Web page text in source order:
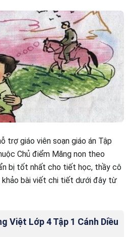
trợ giáo viên soạn giáo án Tập
Chủ điểm Măng non theo
bị tốt nhất cho tiết học, thầy cô
khảo bài viết chi tiết dưới đây từ
Việt Lớp 4 Tập 1 Cánh Diều